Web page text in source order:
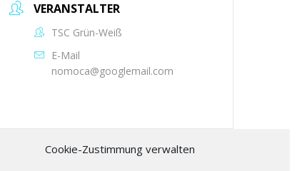
Cookie-Zustimmung verwalten
VERANSTALTER
TSC Grün-Weiß
E-Mail
nomoca@googlemail.com